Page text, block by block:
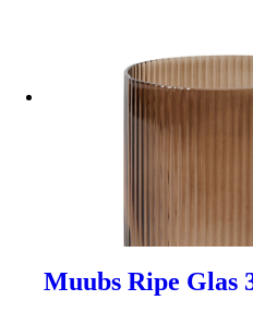
Muubs Ripe Glas